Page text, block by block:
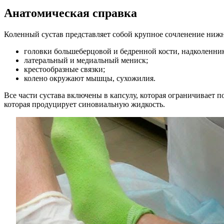
Анатомическая справка
Коленный сустав представляет собой крупное сочленение
головки большеберцовой и бедренной кости,
латеральный и медиальный мениск;
крестообразные связки;
колено окружают мышцы, сухожилия.
Все части сустава включены в капсулу, которая
которая продуцирует синовиальную жидкость.